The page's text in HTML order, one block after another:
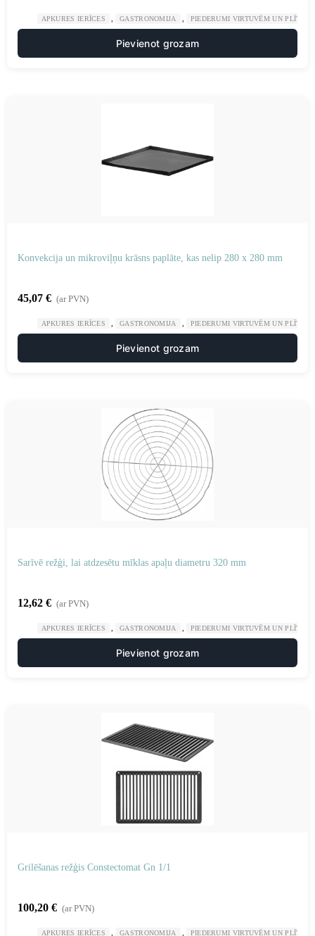
APKURES IERĪCES GASTRONOMIJA PIEDERUMI VIRTUVĒM UN PLĪTĪM
Pievienot grozam
Konvekcija un mikroviļņu krāsns paplāte, kas nelip 280 x 280 mm
45,07 € (ar PVN)
APKURES IERĪCES GASTRONOMIJA PIEDERUMI VIRTUVĒM UN PLĪTĪM
Pievienot grozam
Sarīvē režģi, lai atdzesētu mīklas apaļu diametru 320 mm
12,62 € (ar PVN)
APKURES IERĪCES GASTRONOMIJA PIEDERUMI VIRTUVĒM UN PLĪTĪM
Pievienot grozam
Grilēšanas režģis Constectomat Gn 1/1
100,20 € (ar PVN)
APKURES IERĪCES GASTRONOMIJA PIEDERUMI VIRTUVĒM UN PLĪTĪM